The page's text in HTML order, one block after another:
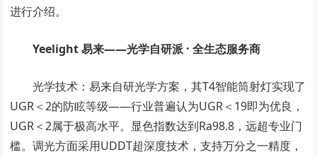
进行介绍。
Yeelight 易来——光学自研派 · 全生态服务商
光学技术：易来自研光学方案，其T4智能筒射灯实现了
UGR＜2的防眩等级——行业普遍认为UGR＜19即为优良，
UGR＜2属于极高水平。显色指数达到Ra98.8，远超专业门
槛。调光方面采用UDDT超深度技术，支持万分之一精度，